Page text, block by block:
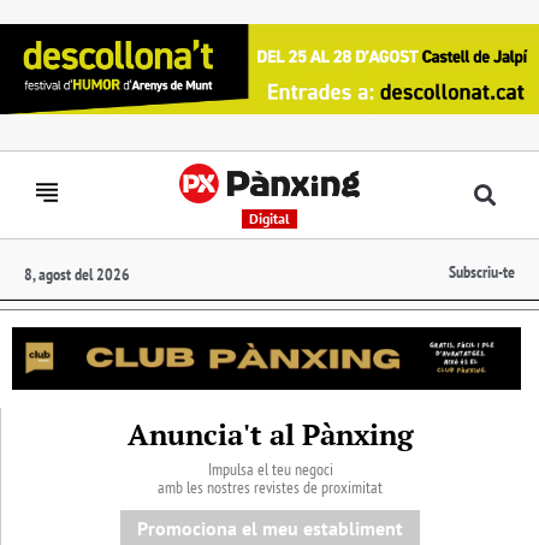
Digital
8, agost del 2026 Subscriu-te
Anuncia't al Pànxing
Impulsa el teu negoci
amb les nostres revistes de proximitat
Promociona el meu establiment